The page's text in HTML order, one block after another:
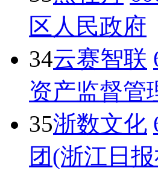
区人民政府
34云赛智联
资产监督管
35浙数文化
团(浙江日